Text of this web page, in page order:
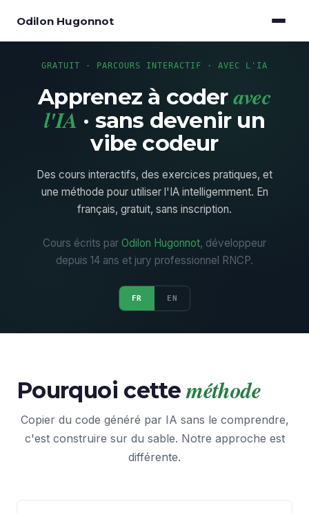
Odilon Hugonnot
GRATUIT · PARCOURS INTERACTIF · AVEC L'IA
Apprenez à coderavec
l'IA · sans devenir un
vibe codeur
Des cours interactifs, des exercices pratiques, et
une méthode pour utiliser l'IA intelligemment. En
français, gratuit, sans inscription.
Cours écrits par Odilon Hugonnot, développeur
depuis 14 ans et jury professionnel RNCP.
FR EN
Pourquoi cetteméthode
Copier du code généré par IA sans le comprendre,
c'est construire sur du sable. Notre approche est
différente.